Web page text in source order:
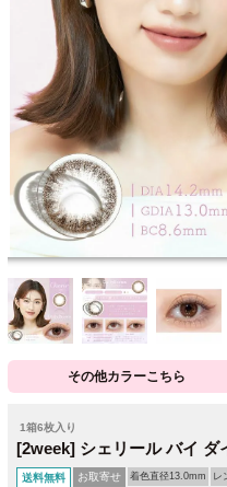
その他カラーこちら
1箱6枚入り
[2week] シェリール バイ ダ
送料無料 お取寄せ 着色直径13.0mm レ